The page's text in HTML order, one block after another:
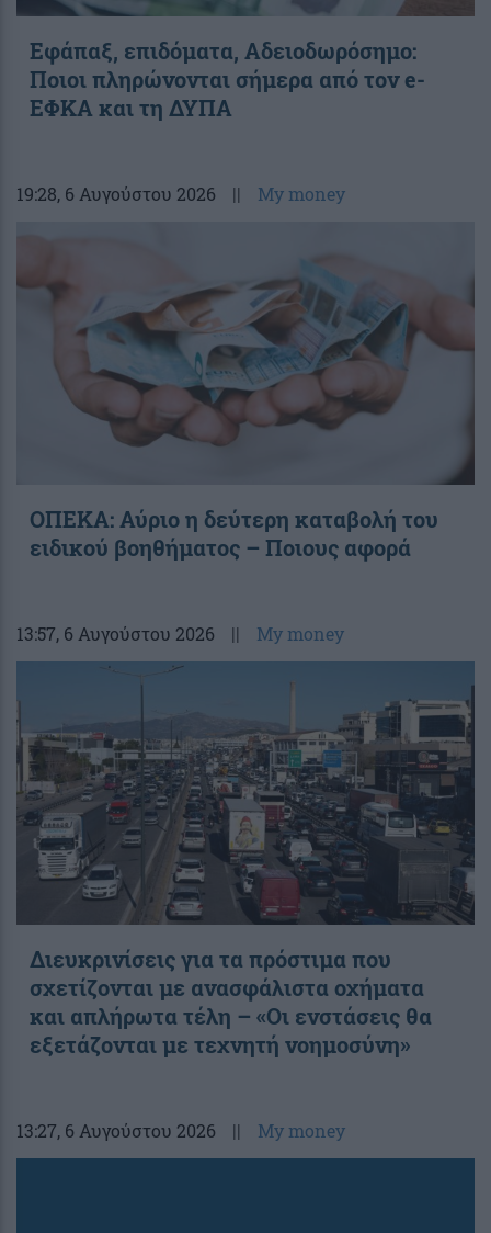
Εφάπαξ, επιδόματα, Αδειοδωρόσημο:
Ποιοι πληρώνονται σήμερα από τον e-
ΕΦΚΑ και τη ΔΥΠΑ
19:28, 6 Αυγούστου 2026 || My money
ΟΠΕΚΑ: Αύριο η δεύτερη καταβολή του
ειδικού βοηθήματος – Ποιους αφορά
13:57, 6 Αυγούστου 2026 || My money
Διευκρινίσεις για τα πρόστιμα που
σχετίζονται με ανασφάλιστα οχήματα
και απλήρωτα τέλη – «Οι ενστάσεις θα
εξετάζονται με τεχνητή νοημοσύνη»
13:27, 6 Αυγούστου 2026 || My money